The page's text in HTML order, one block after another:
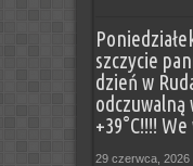
szczycie
dzień w
+39°C!!!!
29 czerwca, 2026